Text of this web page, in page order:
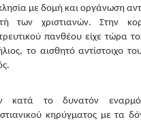
με δομή και οργάνωση
των χριστιανών. Στην
πανθέου είχε τώρα
το αισθητό αντίστοιχο
κατά το δυνατόν
κηρύγματος με τα